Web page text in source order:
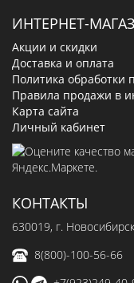
ИНТЕРНЕТ-
Акции и скидки
Доставка и оплата
Политика обработки
Правила продажи в
Карта сайта
Личный кабинет
КОНТАКТЫ
630019, г. Новосибирск
8(800)-100-56-66